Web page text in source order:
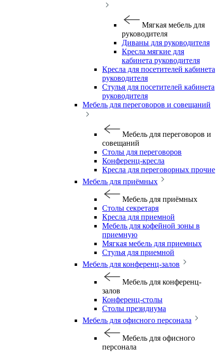
Мягкая мебель для
руководителя
Диваны для руководителя
Кресла мягкие для
кабинета руководителя
Кресла для посетителей кабинета
руководителя
Стулья для посетителей кабинета
руководителя
Мебель для переговоров и совещаний
Мебель для переговоров и
совещаний
Столы для переговоров
Конференц-кресла
Кресла для переговорных прочие
Мебель для приёмных
Мебель для приёмных
Столы секретаря
Кресла для приемной
Мебель для кофейной зоны в
приемную
Мягкая мебель для приемных
Стулья для приемной
Мебель для конференц-залов
Мебель для конференц-
залов
Конференц-столы
Столы президиума
Мебель для офисного персонала
Мебель для офисного
персонала